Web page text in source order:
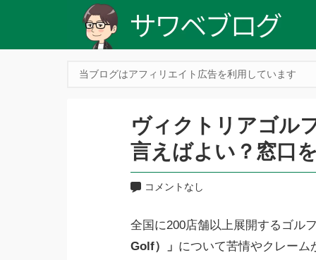
当ブログはアフィリエイト広告を利用しています
ヴィクトリアゴル
言えばよい？窓口
コメントなし
全国に200店舗以上展開するゴル
Golf）」 について苦情やクレーム